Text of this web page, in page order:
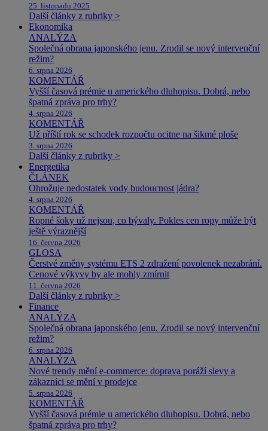
25. listopadu 2025
Další články z rubriky >
Ekonomika
ANALÝZA
Společná obrana japonského jenu. Zrodil se nový intervenční
režim?
6. srpna 2026
KOMENTÁŘ
Vyšší časová prémie u amerického dluhopisu. Dobrá, nebo
špatná zpráva pro trhy?
4. srpna 2026
KOMENTÁŘ
Už příští rok se schodek rozpočtu ocitne na šikmé ploše
3. srpna 2026
Další články z rubriky >
Energetika
ČLÁNEK
Ohrožuje nedostatek vody budoucnost jádra?
4. srpna 2026
KOMENTÁŘ
Ropné šoky už nejsou, co bývaly. Pokles cen ropy může být
ještě výraznější
16. června 2026
GLOSA
Čerstvé změny systému ETS 2 zdražení povolenek nezabrání.
Cenové výkyvy by ale mohly zmírnit
11. června 2026
Další články z rubriky >
Finance
ANALÝZA
Společná obrana japonského jenu. Zrodil se nový intervenční
režim?
6. srpna 2026
ANALÝZA
Nové trendy mění e-commerce: doprava poráží slevy a
zákazníci se mění v prodejce
5. srpna 2026
KOMENTÁŘ
Vyšší časová prémie u amerického dluhopisu. Dobrá, nebo
špatná zpráva pro trhy?